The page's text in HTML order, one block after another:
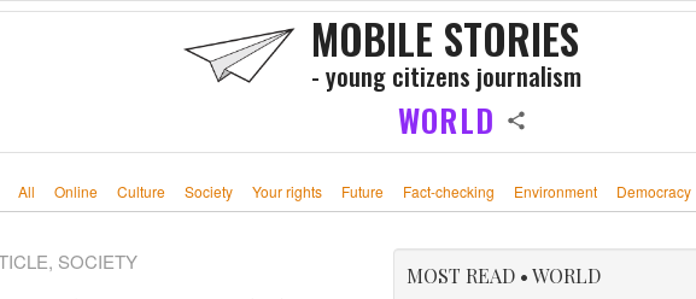
MOBILE STORIES
- young citizens journalism
WORLD
All Online Culture Society Your rights Future Fact-checking Environment Democracy
SOCIETY
MOST READ • WORLD